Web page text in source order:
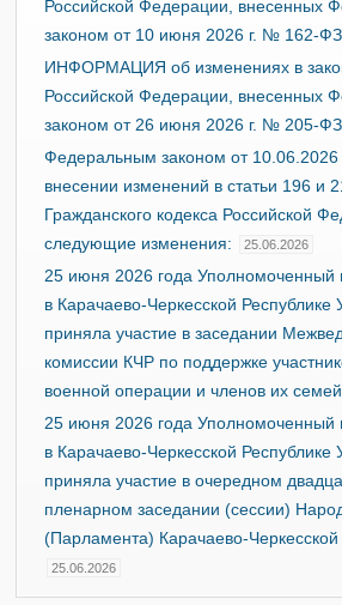
Российской Федерации, внесенных
законом от 10 июня 2026 г. № 162-ФЗ
ИНФОРМАЦИЯ об изменениях в
Российской Федерации, внесенных
законом от 26 июня 2026 г. № 205-ФЗ
Федеральным законом от
внесении изменений в статьи 196 и
Гражданского кодекса Российской
следующие изменения:
25.06.2026
25 июня 2026 года Уполномоченный
в Карачаево-Черкесской Республике
приняла участие в заседании
комиссии КЧР по поддержке
военной операции и членов их семей.
25 июня 2026 года Уполномоченный
в Карачаево-Черкесской Республике
приняла участие в очередном
пленарном заседании (сессии)
(Парламента) Карачаево-Черкесской
25.06.2026